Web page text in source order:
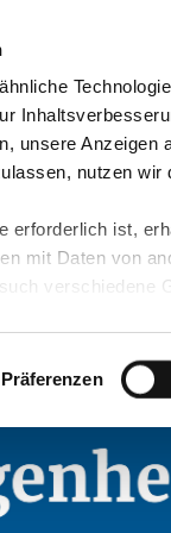
unsere Anzeigen
nutzen
erforderlich ist,
mit Daten von
verschiedene
Daten führen kann.
unseren
Funktionen
mittels
erteilte
Präferenzen
& Angebote